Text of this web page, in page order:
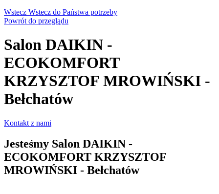
Wstecz Wstecz do Państwa potrzeby
Powrót do przeglądu
Salon DAIKIN -
ECOKOMFORT
KRZYSZTOF MROWIŃSKI -
Bełchatów
Kontakt z nami
Jesteśmy Salon DAIKIN -
ECOKOMFORT KRZYSZTOF
MROWIŃSKI - Bełchatów